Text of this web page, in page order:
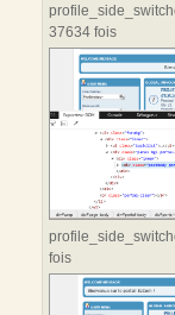
37634 fois
fois